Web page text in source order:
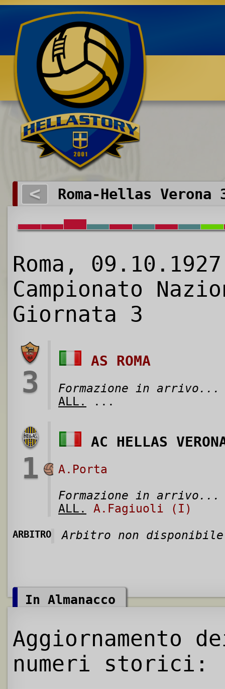
Benvenuti su HELLASTORY.net
< Roma-Hellas Verona
Roma,
Campionato
Giornata 3
3
AS ROMA
Formazione in arrivo...
ALL.
...
1
AC HELLAS
A.Porta
Formazione in arrivo...
ALL.
A.Fagiuoli (I)
ARBITRO Arbitro non disponibile
In Almanacco
Aggiornamento
numeri storici: